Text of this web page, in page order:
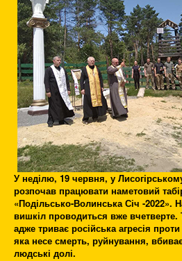
У неділю, 19 червня, у
розпочав працювати наметовий
«Подільсько-Волинська Січ -2022».
вишкіл проводиться вже
адже триває російська агресія
яка несе смерть, руйнування,
людські долі.